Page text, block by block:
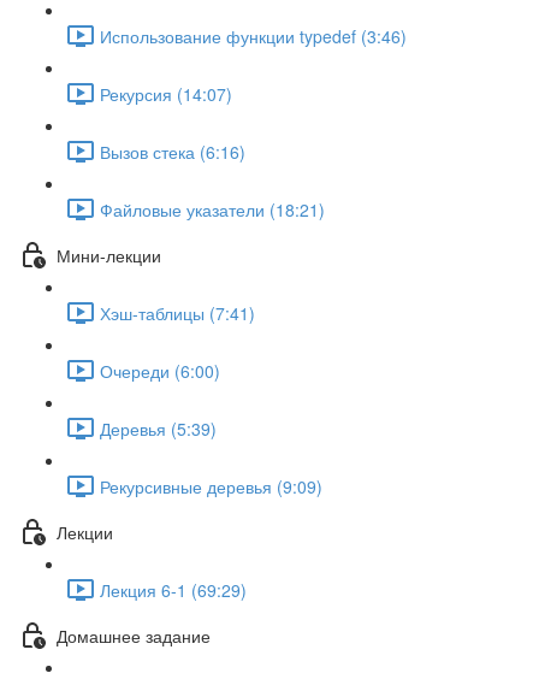
Использование функции typedef (3:46)
Рекурсия (14:07)
Вызов стека (6:16)
Файловые указатели (18:21)
Мини-лекции
Хэш-таблицы (7:41)
Очереди (6:00)
Деревья (5:39)
Рекурсивные деревья (9:09)
Лекции
Лекция 6-1 (69:29)
Домашнее задание